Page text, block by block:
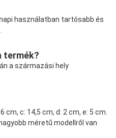
használatban tartósabb és
termék?
a származási hely
c: 14,5 cm, d: 2 cm, e: 5 cm.
méretű modellről van